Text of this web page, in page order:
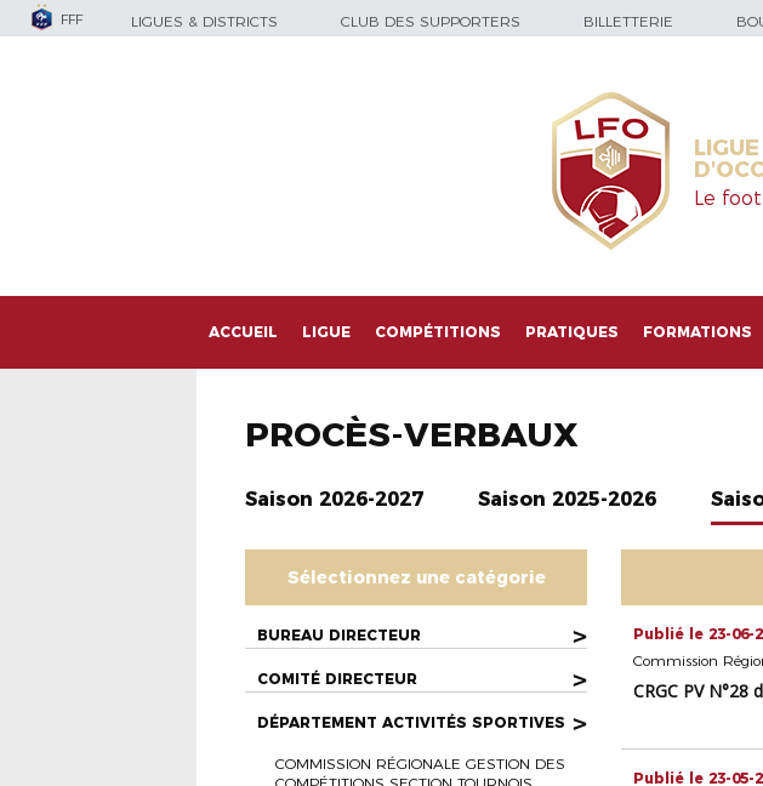
FFF LIGUES & DISTRICTS CLUB DES SUPPORTERS BILLETTERIE
Le
ACCUEIL LIGUE COMPÉTITIONS PRATIQUES FORMATIONS
PROCÈS-VERBAUX
Saison 2026-2027 Saison 2025-2026
Sélectionnez une catégorie
BUREAU DIRECTEUR >
COMITÉ DIRECTEUR >
DÉPARTEMENT ACTIVITÉS SPORTIVES >
COMMISSION RÉGIONALE GESTION DES
Publié le 23-06-
CRGC PV N°28
Publié le 23-05-